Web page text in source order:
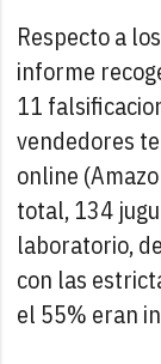
Respecto a los
informe
11
vendedores
online
total, 134
laboratorio,
con las
el 55% eran